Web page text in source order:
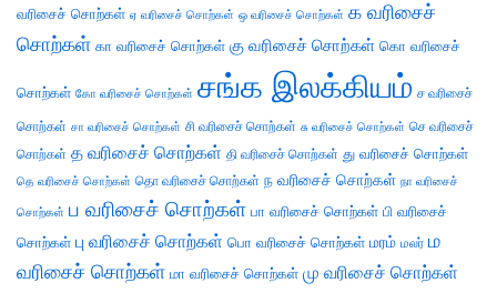
வரிசைச் சொற்கள் ஏ வரிசைச் சொற்கள் ஒ வரிசைச் சொற்கள் க வரிசைச்
சொற்கள் கா வரிசைச் சொற்கள் கு வரிசைச் சொற்கள் கொ வரிசைச்
சொற்கள் கோ வரிசைச் சொற்கள் சங்க இலக்கியம் ச வரிசைச்
சொற்கள் சா வரிசைச் சொற்கள் சி வரிசைச் சொற்கள் சு வரிசைச் சொற்கள் செ வரிசைச்
சொற்கள் த வரிசைச் சொற்கள் தி வரிசைச் சொற்கள் து வரிசைச் சொற்கள்
தெ வரிசைச் சொற்கள் தொ வரிசைச் சொற்கள் ந வரிசைச் சொற்கள் நா வரிசைச்
சொற்கள் ப வரிசைச் சொற்கள் பா வரிசைச் சொற்கள் பி வரிசைச்
சொற்கள் பு வரிசைச் சொற்கள் பொ வரிசைச் சொற்கள் மரம் மலர் ம
வரிசைச் சொற்கள் மா வரிசைச் சொற்கள் மு வரிசைச் சொற்கள்